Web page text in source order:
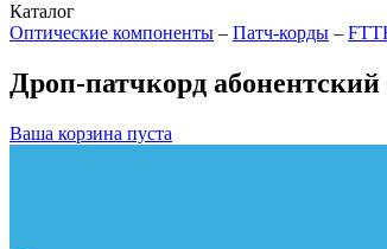
Каталог
Оптические компоненты – Патч-корды –
Дроп-патчкорд
Ваша корзина пуста